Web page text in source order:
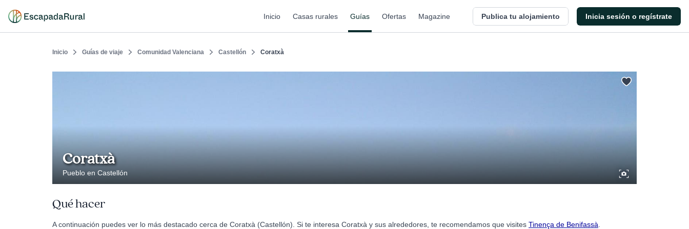
Inicio Casas rurales Guías Ofertas Magazine Publica tu alojamiento Inicia sesión o regístrate
Inicio Guías de viaje Comunidad Valenciana Castellón Coratxà
Coratxà
Pueblo en Castellón
Qué hacer
A continuación puedes ver lo más destacado cerca de Coratxà (Castellón). Si te interesa Coratxà y sus alrededores, te recomendamos que visites Tinença de Benifassà